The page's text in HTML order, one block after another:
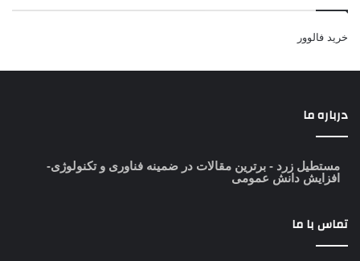
خرید فالوور
درباره ما
مستطیل زرد - برترین مقالات در ضمینه فناوری و تکنولوژی-
افزایش دانش عمومی
تماس با ما